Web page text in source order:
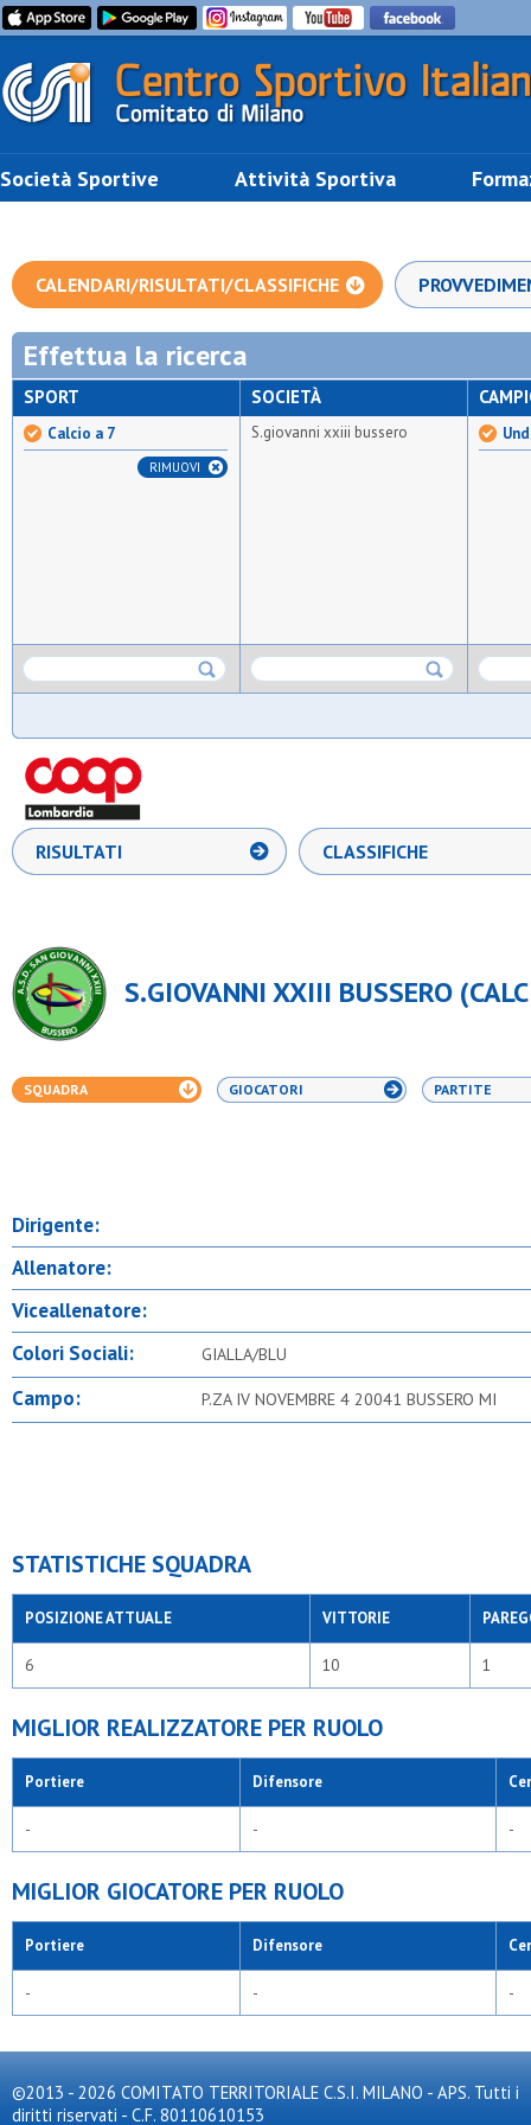
Società Sportive Attività Sportiva
CALENDARI/RISULTATI/CLASSIFICHE
Effettua la ricerca
SPORT
Calcio a 7
RIMUOVI
SOCIETÀ
S.giovanni xxiii bussero
RISULTATI CLASSIFICHE
S.GIOVANNI XXIII BUSSERO
SQUADRA GIOCATORI PARTITE
Dirigente:
Allenatore:
Viceallenatore:
Colori Sociali:
GIALLA/BLU
Campo: P.ZA IV NOVEMBRE 4 20041 BUSSERO MI
STATISTICHE SQUADRA
POSIZIONE ATTUALE VITTORIE
6 10 1
MIGLIOR REALIZZATORE PER RUOLO
Portiere Difensore
- - -
MIGLIOR GIOCATORE PER RUOLO
Portiere Difensore
- - -
©2013 - 2026 COMITATO TERRITORIALE C.S.I. MILANO - APS. Tutti i
diritti riservati - C.F. 80110610153